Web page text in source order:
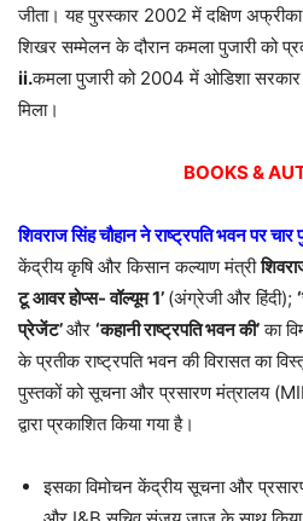
जीता। यह पुरस्कार 2002 में दक्षिण अफ्रीका
शिखर सम्मेलन के दौरान कमला पुजारी को
ii.कमला पुजारी को 2004 में ओडिशा
मिला।
BOOKS &
शिवराज सिंह चौहान ने राष्ट्रपति भवन पर चार
केंद्रीय कृषि और किसान कल्याण मंत्री
टू आवर होप्स- वॉल्यूम1’ (अंग्रेजी और हिंदी); ‘
प्रेजेंट’और ‘कहानी राष्ट्रपति भवन की’का
के प्रतीक राष्ट्रपति भवन की विरासत का
पुस्तकों को सूचना और प्रसारण मंत्रालय
द्वारा प्रकाशित किया गया है।
इसका विमोचन केंद्रीय सूचना और